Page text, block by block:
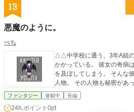
13
悪魔のように。
ぺち
△△中学校に通う、3年A組の木下 真衣。
かかっている。 彼女の奇病は治すのは困難であり、他人に害
を及ぼしてしまう。 そんな彼女の秘密を知ってしまったある
人物。 その人物も秘密が
ファンタジー 連載中 長編
24h.ポイント 0pt